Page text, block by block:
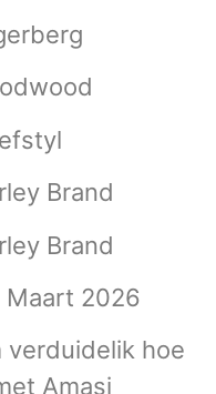
Brand
Brand
2026
verduidelik hoe
Amasi